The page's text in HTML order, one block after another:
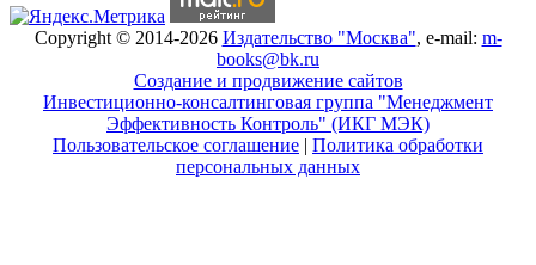
Copyright © 2014-2026 Издательство "Москва", e-mail: m-
books@bk.ru
Создание и продвижение сайтов
Инвестиционно-консалтинговая группа "Менеджмент
Эффективность Контроль" (ИКГ МЭК)
Пользовательское соглашение | Политика обработки
персональных данных